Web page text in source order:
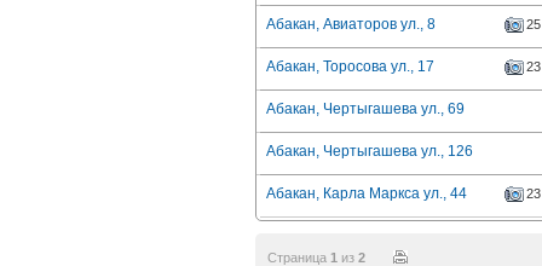
Абакан, Авиаторов ул., 8 25
Абакан, Торосова ул., 17 23
Абакан, Чертыгашева ул., 69
Абакан, Чертыгашева ул., 126
Абакан, Карла Маркса ул., 44 23
Страница 1 из 2